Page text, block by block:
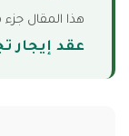
هذا المقال جزء
عقد إيجار